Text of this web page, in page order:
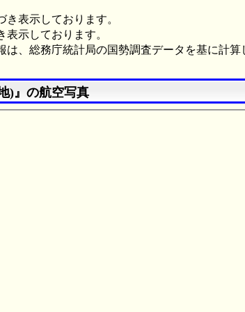
表示しております。
示しております。
は、総務庁統計局の国勢調査データを基に計算
)』の航空写真